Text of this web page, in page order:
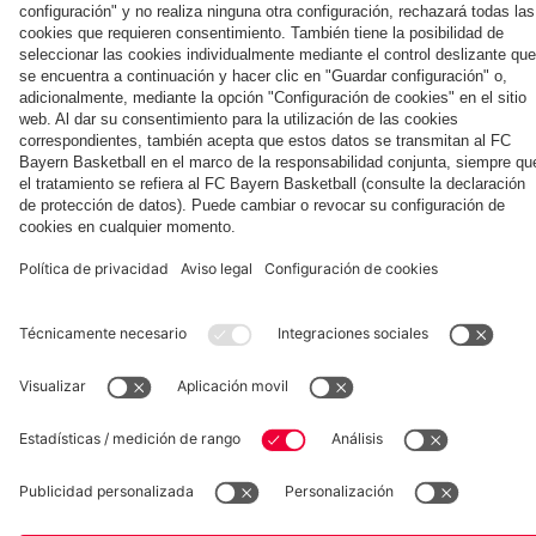
el Aston Villa
Football
Summit
ante el
Villa
días en Jeju
en
Hong
Kong
del partido
contra el
Jeju
Football
Summit
contra
SK
Colaborador
Museum Allianz Arena Prensa Baloncesto
Sistema de denuncia Contacto Ajustes de cookies